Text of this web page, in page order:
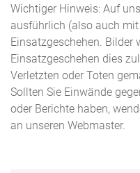
Wichtiger Hinweis: Auf
ausführlich (also auch
Einsatzgeschehen. Bilder
Einsatzgeschehen dies
Verletzten oder Toten
Sollten Sie Einwände
oder Berichte haben,
an unseren Webmaster.